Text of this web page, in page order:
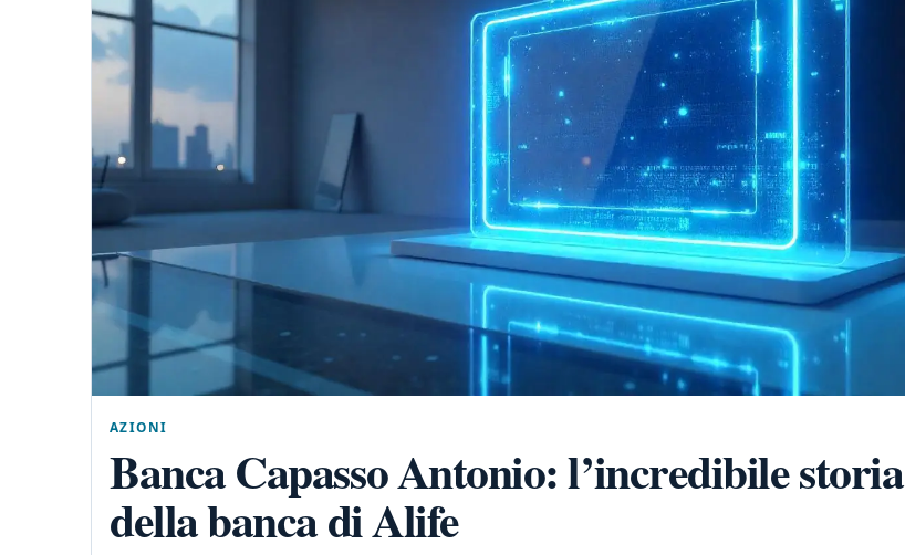
AZIONI
Banca Capasso Antonio: l’incredibile storia
della banca di Alife